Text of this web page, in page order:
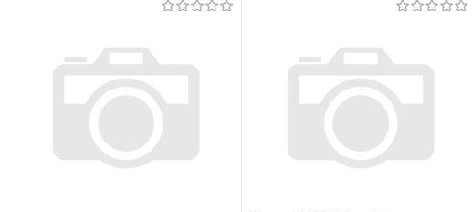
Купить в 1 клик
К сравнению
В избранное
Купить в 1 клик
К сравнению
В избранное